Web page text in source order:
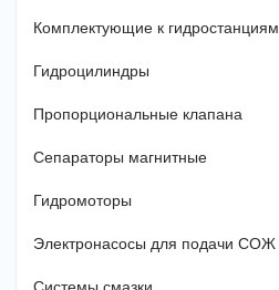
Комплектующие к гидростанциям
Гидроцилиндры
Пропорциональные клапана
Сепараторы магнитные
Гидромоторы
Электронасосы для подачи СОЖ